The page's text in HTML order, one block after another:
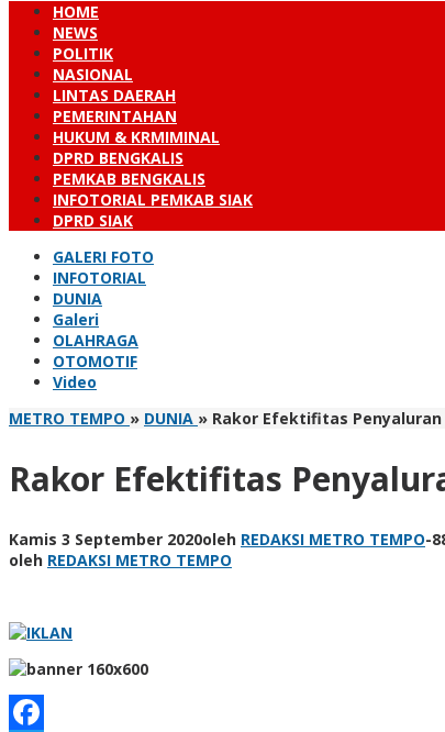
HOME
NEWS
POLITIK
NASIONAL
LINTAS DAERAH
PEMERINTAHAN
HUKUM & KRMIMINAL
DPRD BENGKALIS
PEMKAB BENGKALIS
INFOTORIAL PEMKAB SIAK
DPRD SIAK
GALERI FOTO
INFOTORIAL
DUNIA
Galeri
OLAHRAGA
OTOMOTIF
Video
METRO TEMPO » DUNIA » Rakor Efektifitas Penyaluran
Rakor Efektifitas
Kamis 3 September 2020oleh REDAKSI METRO TEMPO-
oleh REDAKSI METRO TEMPO